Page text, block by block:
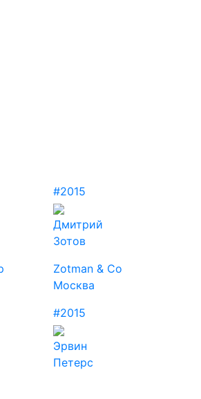
#2015
Дмитрий
Зотов
Zotman & Co
Москва
#2015
Эрвин
Петерс